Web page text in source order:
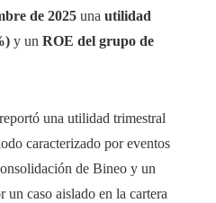
de 2025 una utilidad
y un ROE del grupo de
una utilidad trimestral
caracterizado por eventos
de Bineo y un
un caso aislado en la cartera